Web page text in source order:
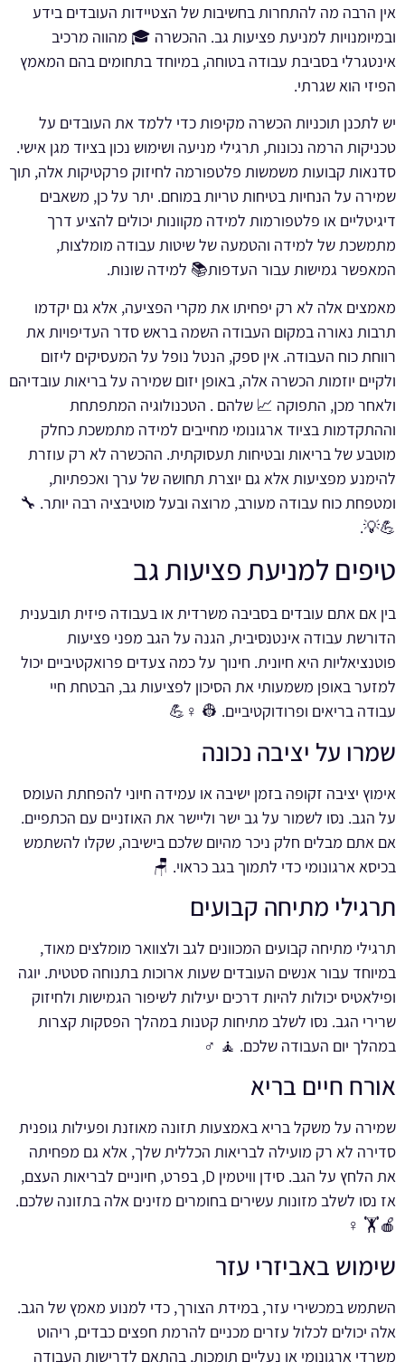
אין הרבה מה להתחרות בחשיבות של הצטיידות העובדים בידע
ובמיומנויות למניעת פציעות גב. ההכשרה 🎓 מהווה מרכיב
אינטגרלי בסביבת עבודה בטוחה, במיוחד בתחומים בהם המאמץ
הפיזי הוא שגרתי.
יש לתכנן תוכניות הכשרה מקיפות כדי ללמד את העובדים על
טכניקות הרמה נכונות, תרגילי מניעה ושימוש נכון בציוד מגן אישי.
סדנאות קבועות משמשות פלטפורמה לחיזוק פרקטיקות אלה, תוך
שמירה על הנחיות בטיחות טריות במוחם. יתר על כן, משאבים
דיגיטליים או פלטפורמות למידה מקוונות יכולים להציע דרך
מתמשכת של למידה והטמעה של שיטות עבודה מומלצות,
המאפשר גמישות עבור העדפות📚 למידה שונות.
מאמצים אלה לא רק יפחיתו את מקרי הפציעה, אלא גם יקדמו
תרבות נאורה במקום העבודה השמה בראש סדר העדיפויות את
רווחת כוח העבודה. אין ספק, הנטל נופל על המעסיקים ליזום
ולקיים יוזמות הכשרה אלה, באופן יזום שמירה על בריאות עובדיהם
ולאחר מכן, התפוקה 📈 שלהם . הטכנולוגיה המתפתחת
וההתקדמות בציוד ארגונומי מחייבים למידה מתמשכת כחלק
מוטבע של בריאות ובטיחות תעסוקתית. ההכשרה לא רק עוזרת
להימנע מפציעות אלא גם יוצרת תחושה של ערך ואכפתיות,
ומטפחת כוח עבודה מעורב, מרוצה ובעל מוטיבציה רבה יותר. 🔧
💪💡.
טיפים למניעת פציעות גב
בין אם אתם עובדים בסביבה משרדית או בעבודה פיזית תובענית
הדורשת עבודה אינטנסיבית, הגנה על הגב מפני פציעות
פוטנציאליות היא חיונית. חינוך על כמה צעדים פרואקטיביים יכול
למזער באופן משמעותי את הסיכון לפציעות גב, הבטחת חיי
עבודה בריאים ופרודוקטיביים. 👷 ♀️💪
שמרו על יציבה נכונה
אימוץ יציבה זקופה בזמן ישיבה או עמידה חיוני להפחתת העומס
על הגב. נסו לשמור על גב ישר וליישר את האוזניים עם הכתפיים.
אם אתם מבלים חלק ניכר מהיום שלכם בישיבה, שקלו להשתמש
בכיסא ארגונומי כדי לתמוך בגב כראוי. 🪑
תרגילי מתיחה קבועים
תרגילי מתיחה קבועים המכוונים לגב ולצוואר מומלצים מאוד,
במיוחד עבור אנשים העובדים שעות ארוכות בתנוחה סטטית. יוגה
ופילאטיס יכולות להיות דרכים יעילות לשיפור הגמישות ולחיזוק
שרירי הגב. נסו לשלב מתיחות קטנות במהלך הפסקות קצרות
במהלך יום העבודה שלכם. 🧘 ♂️
אורח חיים בריא
שמירה על משקל בריא באמצעות תזונה מאוזנת ופעילות גופנית
סדירה לא רק מועילה לבריאות הכללית שלך, אלא גם מפחיתה
את הלחץ על הגב. סידן וויטמין D, בפרט, חיוניים לבריאות העצם,
אז נסו לשלב מזונות עשירים בחומרים מזינים אלה בתזונה שלכם.
🍎🏋️ ♀️
שימוש באביזרי עזר
השתמש במכשירי עזר, במידת הצורך, כדי למנוע מאמץ של הגב.
אלה יכולים לכלול עזרים מכניים להרמת חפצים כבדים, ריהוט
משרדי ארגונומי או נעליים תומכות, בהתאם לדרישות העבודה